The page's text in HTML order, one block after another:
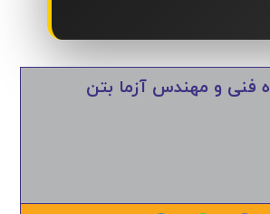
فنی و مهندس آزما بتن